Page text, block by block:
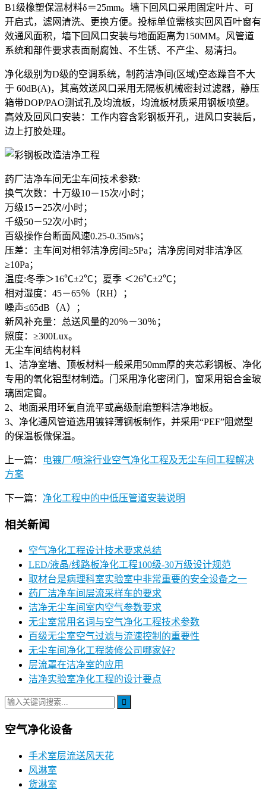
B1级橡塑保温材料δ＝25mm。墙下回风口采用固定叶片、可
开启式，滤网清洗、更换方便。投标单位需核实回风百叶窗有
效通风面积，墙下回风口安装与地面距离为150MM。风管道
系统和部件要求表面耐腐蚀、不生锈、不产尘、易清扫。
净化级别为D级的空调系统，制药洁净间(区域)空态躁音不大
于 60dB(A)，其高效送风口采用无隔板机械密封过滤器，静压
箱带DOP/PAO测试孔及均流板，均流板材质采用钢板喷塑。
高效及回风口安装：工作内容含彩钢板开孔，进风口安装后，
边上打胶处理。
药厂洁净车间无尘车间技术参数:
换气次数：十万级10－15次/小时；
万级15－25次/小时；
千级50－52次/小时；
百级操作台断面风速0.25-0.35m/s；
压差：主车间对相邻洁净房间≥5Pa；洁净房间对非洁净区
≥10Pa；
温度:冬季＞16℃±2℃；夏季 ＜26℃±2℃；
相对湿度：45－65％（RH）；
噪声≤65dB（A）；
新风补充量：总送风量的20％－30％；
照度：≥300Lux。
无尘车间结构材料
1、洁净室墙、顶板材料一般采用50mm厚的夹芯彩钢板、净化
专用的氧化铝型材制造。门采用净化密闭门，窗采用铝合金玻
璃固定窗。
2、地面采用环氧自流平或高级耐磨塑料洁净地板。
3、净化通风管道选用镀锌薄钢板制作，并采用“PEF”阻燃型
的保温板做保温。
上一篇：
电镀厂/喷涂行业空气净化工程及无尘车间工程解决
方案
下一篇： 净化工程中的中低压管道安装说明
相关新闻
空气净化工程设计技术要求总结
LED/液晶/线路板净化工程100级-30万级设计规范
取材台是病理科室实验室中非常重要的安全设备之一
药厂洁净车间层流采样车的要求
洁净无尘车间室内空气参数要求
无尘室常用名词与空气净化工程技术参数
百级无尘室空气过滤与流速控制的重要性
无尘车间净化工程装修公司哪家好?
层流罩在洁净室的应用
洁净实验室净化工程的设计要点
空气净化设备
手术室层流送风天花
风淋室
货淋室